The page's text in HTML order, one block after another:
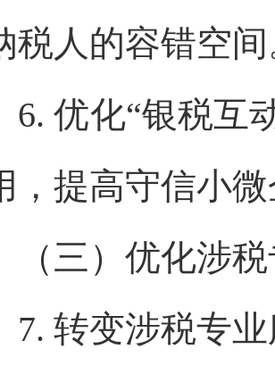
税人的容错空
优化“银税互动
，提高守信小
）优化涉税
转变涉税专业